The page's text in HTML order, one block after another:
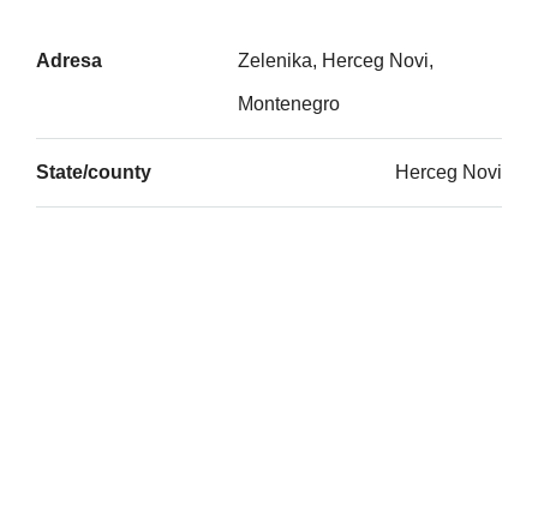
Adresa Zelenika, Herceg Novi,
Montenegro
State/county Herceg Novi